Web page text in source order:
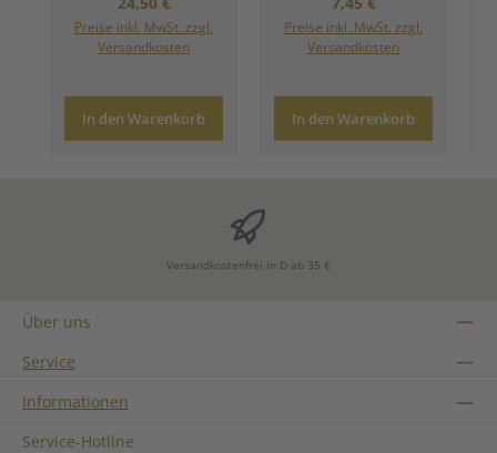
Preise inkl. MwSt. zzgl.
Versandkosten
In den Warenkorb
Preise inkl. MwSt. zzgl.
Versandkosten
In den Warenkorb
Versandkostenfrei in D ab 35 €
Über uns
Service
Informationen
Service-Hotline